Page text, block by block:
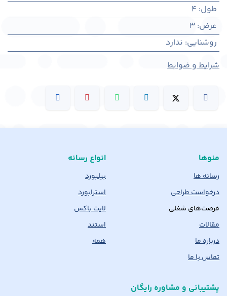
طول:
4
عرض:
3
روشنایی: ندارد
شرایط و ضوابط
منوها
رسانه ها
درخواست طراحی
فرصت‌های شغلی
مقالات
درباره ما
تماس با ما
انواع رسانه
بیلبورد
استرابورد
لایت باکس
استند
همه
پشتیبانی و مشاوره رایگان